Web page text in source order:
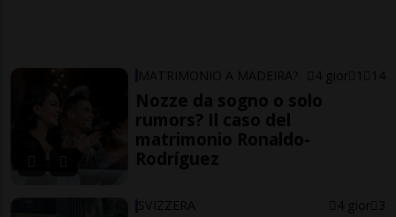
MATRIMONIO A MADEIRA? 4 gior 1 14
Nozze da sogno o solo
rumors? Il caso del
matrimonio Ronaldo-
Rodríguez
SVIZZERA 4 gior 3